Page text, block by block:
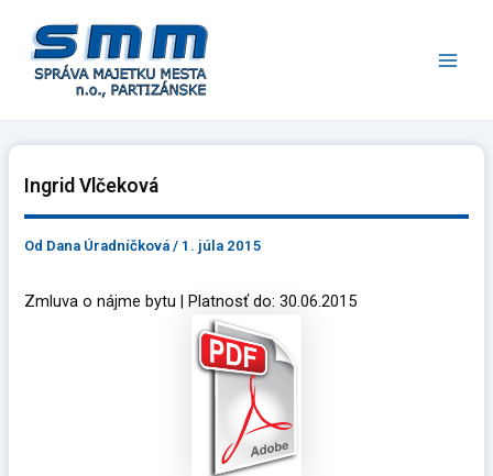
obsah
Ingrid Vlčeková
Od Dana Úradníčková/ 1. júla 2015
Zmluva o nájme bytu | Platnosť do: 30.06.2015